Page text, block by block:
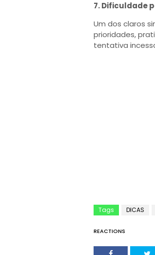
7. Dificuldade
Um dos claros
prioridades,
tentativa
Tags DICAS
REACTIONS